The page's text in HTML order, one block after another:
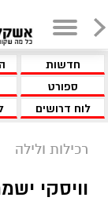
חדשות
ספורט
לוח דרושים
רכילות ולילה
וויסקי